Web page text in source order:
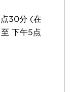
30分 (在
下午5点